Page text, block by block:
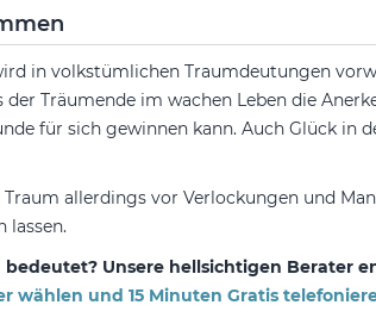
in volkstümlichen Traumdeutungen
Träumende im wachen Leben die
für sich gewinnen kann. Auch Glück in
allerdings vor Verlockungen und
lassen.
Unsere hellsichtigen Berater
wählen und 15 Minuten Gratis